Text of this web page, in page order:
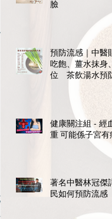
臉
預防流感｜中醫
吃飽、薑水抹身
位 茶飲湯水預
健康關注組 - 經
重 可能係子宮有
著名中醫林冠傑
民如何預防流感